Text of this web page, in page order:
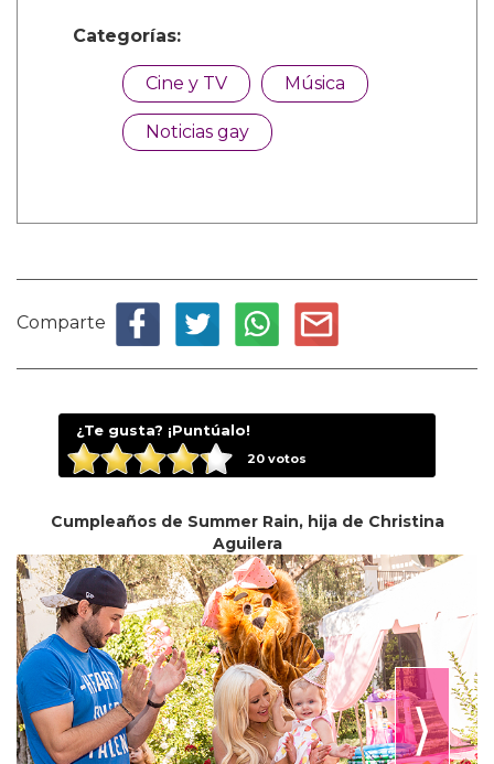
Categorías:
Cine y TV Música
Noticias gay
Comparte
¿Te gusta? ¡Puntúalo!
20votos
Cumpleaños de Summer Rain, hija de Christina
Aguilera
⟩